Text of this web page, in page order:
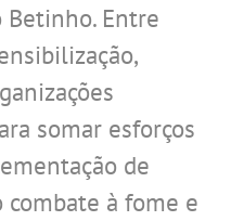
Betinho. Entre
somar esforços
de
combate à fome e